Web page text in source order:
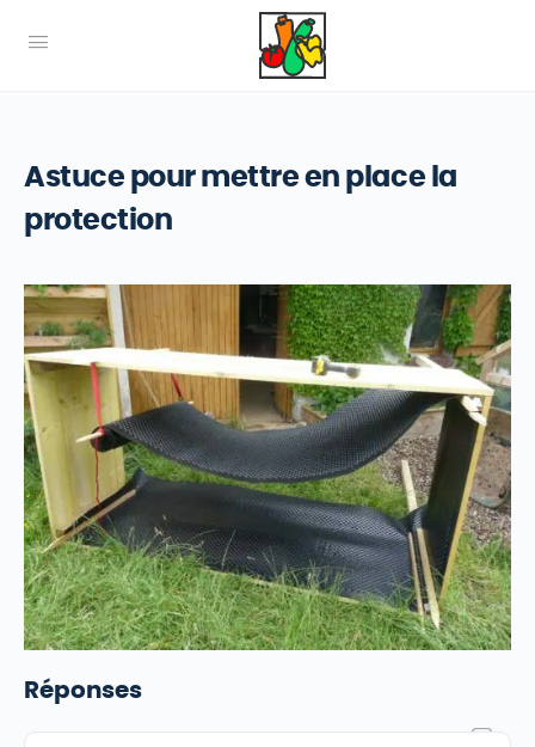
Astuce pour mettre en place la
protection
Réponses